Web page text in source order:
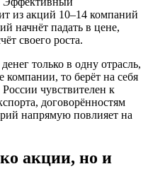
из акций 10–14 компаний
начнёт падать в цене,
своего роста.
только в одну отрасль,
то берёт на себя
чувствителен к
договорённостям
напрямую повлияет на
акции, но и